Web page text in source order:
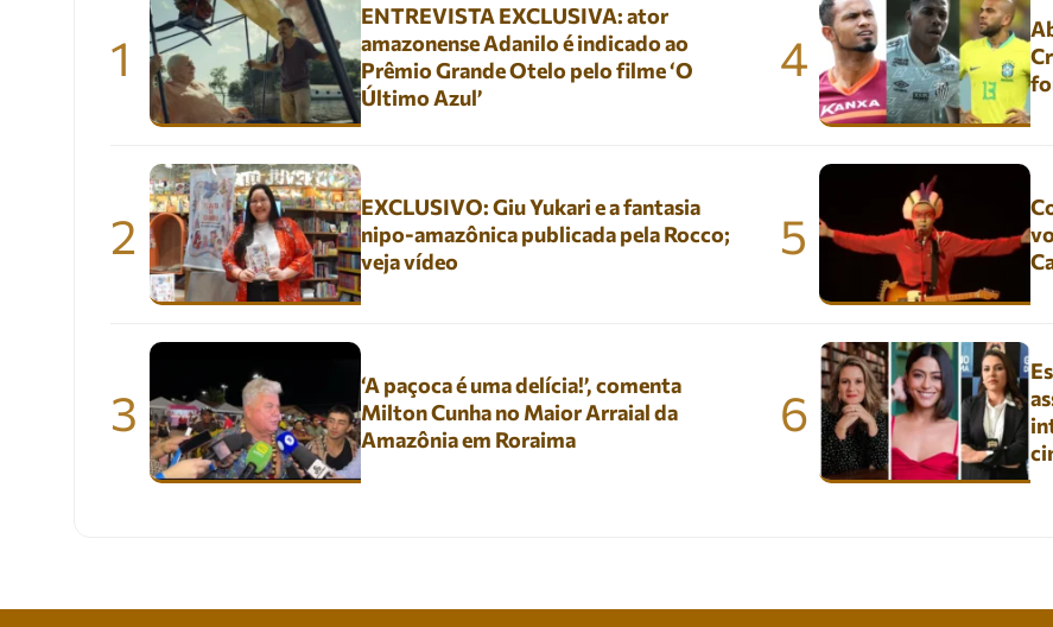
1
ENTREVISTA EXCLUSIVA: ator
amazonense Adanilo é indicado ao
Prêmio Grande Otelo pelo filme ‘O
Último Azul’
2
EXCLUSIVO: Giu Yukari e a fantasia
nipo-amazônica publicada pela Rocco;
veja vídeo
3
‘A paçoca é uma delícia!’, comenta
Milton Cunha no Maior Arraial da
Amazônia em Roraima
4
5
6